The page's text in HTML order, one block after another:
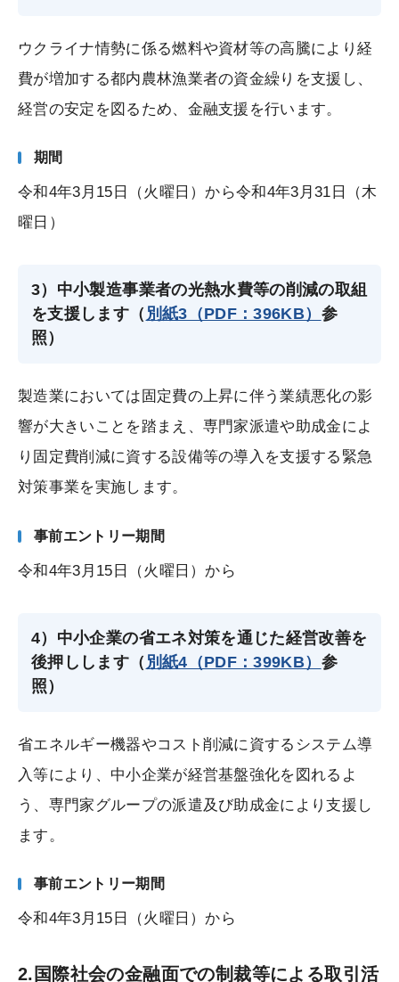
ウクライナ情勢に係る燃料や資材等の高騰により経
費が増加する都内農林漁業者の資金繰りを支援し、
経営の安定を図るため、金融支援を行います。
期間
令和4年3月15日（火曜日）から令和4年3月31日（木
曜日）
3）中小製造事業者の光熱水費等の削減の取組
を支援します（ 別紙3（PDF：396KB） 参
照）
製造業においては固定費の上昇に伴う業績悪化の影
響が大きいことを踏まえ、専門家派遣や助成金によ
り固定費削減に資する設備等の導入を支援する緊急
対策事業を実施します。
事前エントリー期間
令和4年3月15日（火曜日）から
4）中小企業の省エネ対策を通じた経営改善を
後押しします（ 別紙4（PDF：399KB） 参
照）
省エネルギー機器やコスト削減に資するシステム導
入等により、中小企業が経営基盤強化を図れるよ
う、専門家グループの派遣及び助成金により支援し
ます。
事前エントリー期間
令和4年3月15日（火曜日）から
2.国際社会の金融面での制裁等による取引活